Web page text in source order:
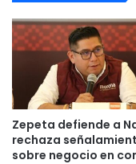
Zepeta defiende a
rechaza
sobre negocio en